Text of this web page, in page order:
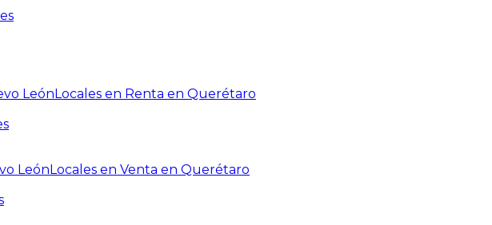
LeónLocales en Renta en Querétaro
LeónLocales en Venta en Querétaro